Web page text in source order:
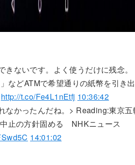
きないです。よく使うだけに残念。
などATMで希望通りの紙幣を引き
http://t.co/Fe4L1nEtfj 10:36:42
なかったんだね。> Reading:東京五
止の方針固める NHKニュース
14:01:02